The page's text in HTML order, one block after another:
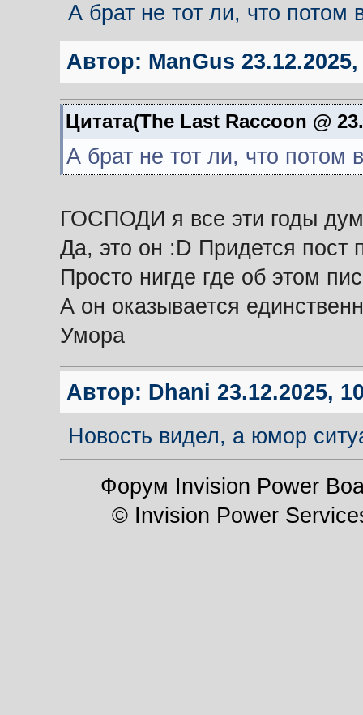
А брат не тот ли, что потом
Автор: ManGus
Цитата(The Last Raccoon @
А брат не тот ли, что потом
ГОСПОДИ я все эти годы
Да, это он :D Придется пост
Просто нигде где об этом
А он оказывается
Умора
Автор: Dhani 23.12.2025,
Новость видел, а юмор
Форум Invision Power
© Invision Power